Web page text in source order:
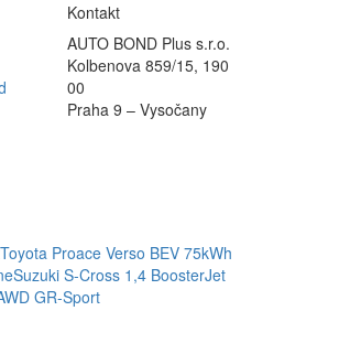
Kontakt
AUTO BOND Plus s.r.o.
Kolbenova 859/15, 190
00
Praha 9 – Vysočany
Toyota Proace Verso BEV 75kWh
Suzuki S-Cross 1,4 BoosterJet
GR-Sport